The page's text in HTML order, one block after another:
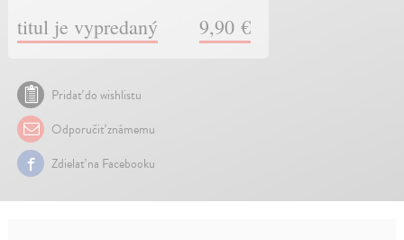
titul je vypredaný 9,90 €
Pridať do wishlistu
Odporučiť známemu
Zdielať na Facebooku